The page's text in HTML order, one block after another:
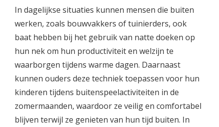
In dagelijkse situaties kunnen mensen die buiten
werken, zoals bouwvakkers of tuinierders, ook
baat hebben bij het gebruik van natte doeken op
hun nek om hun productiviteit en welzijn te
waarborgen tijdens warme dagen. Daarnaast
kunnen ouders deze techniek toepassen voor hun
kinderen tijdens buitenspeelactiviteiten in de
zomermaanden, waardoor ze veilig en comfortabel
blijven terwijl ze genieten van hun tijd buiten. In